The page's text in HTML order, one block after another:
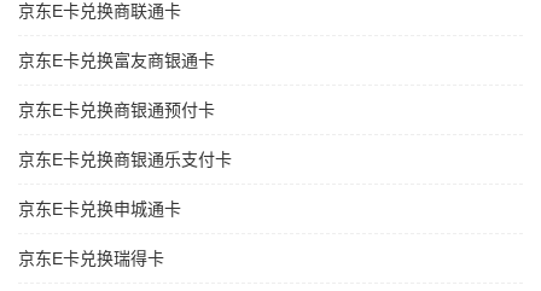
京东E卡兑换商联通卡
京东E卡兑换富友商银通卡
京东E卡兑换商银通预付卡
京东E卡兑换商银通乐支付卡
京东E卡兑换申城通卡
京东E卡兑换瑞得卡